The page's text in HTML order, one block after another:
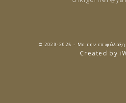
© 2020-2026 - Με την επιφύλαξη
Created by